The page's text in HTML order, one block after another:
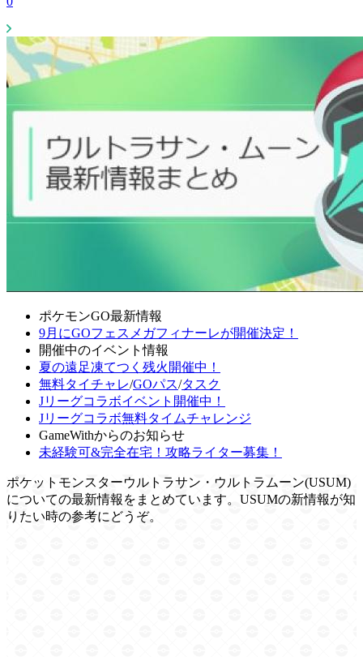
ポケモンGO最新情報
9月にGOフェスメガフィナーレが開催決定！
開催中のイベント情報
夏の遠足凍てつく残火開催中！
無料タイチャレ/GOパス/タスク
Jリーグコラボイベント開催中！
Jリーグコラボ無料タイムチャレンジ
GameWithからのお知らせ
未経験可&完全在宅！攻略ライター募集！
ポケットモンスターウルトラサン・ウルトラムーン(USUM)
についての最新情報をまとめています。USUMの新情報が知
りたい時の参考にどうぞ。